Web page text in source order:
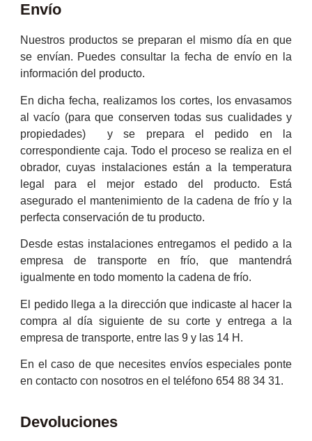
Envío
Nuestros productos se preparan el mismo día en que
se envían. Puedes consultar la fecha de envío en la
información del producto.
En dicha fecha, realizamos los cortes, los envasamos
al vacío (para que conserven todas sus cualidades y
propiedades) y se prepara el pedido en la
correspondiente caja. Todo el proceso se realiza en el
obrador, cuyas instalaciones están a la temperatura
legal para el mejor estado del producto. Está
asegurado el mantenimiento de la cadena de frío y la
perfecta conservación de tu producto.
Desde estas instalaciones entregamos el pedido a la
empresa de transporte en frío, que mantendrá
igualmente en todo momento la cadena de frío.
El pedido llega a la dirección que indicaste al hacer la
compra al día siguiente de su corte y entrega a la
empresa de transporte, entre las 9 y las 14 H.
En el caso de que necesites envíos especiales ponte
en contacto con nosotros en el teléfono 654 88 34 31.
Devoluciones